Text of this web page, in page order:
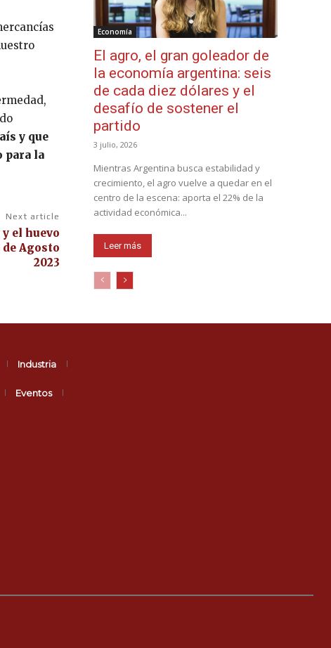
y que
para la
Next article
el huevo
Agosto
2023
Economía
El agro, el gran goleador de
la economía argentina: seis
de cada diez dólares y el
desafío de sostener el
partido
3 julio, 2026
Mientras Argentina busca estabilidad y
crecimiento, el agro vuelve a quedar en el
centro de la escena: aporta el 22% de la
actividad económica...
Leer más
Industria
Eventos